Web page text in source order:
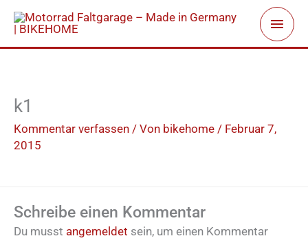
Zum
Inhalt
springen
k1
Kommentar verfassen / Von bikehome / Februar 7,
2015
Schreibe einen Kommentar
Du musst angemeldet sein, um einen Kommentar